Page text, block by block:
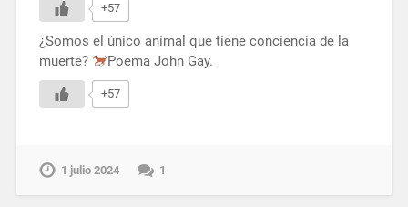
+57
¿Somos el único animal que tiene conciencia de la
muerte?
Poema John Gay.
+57
1 julio 2024 1